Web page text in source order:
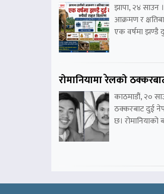
झापा, २४ साउन
आक्रमण र
एक वर्षमा झण्डै
रोमानियामा रेलको
काठमाडौं, २०
ठक्करबाट दुई
छ। रोमानियाको